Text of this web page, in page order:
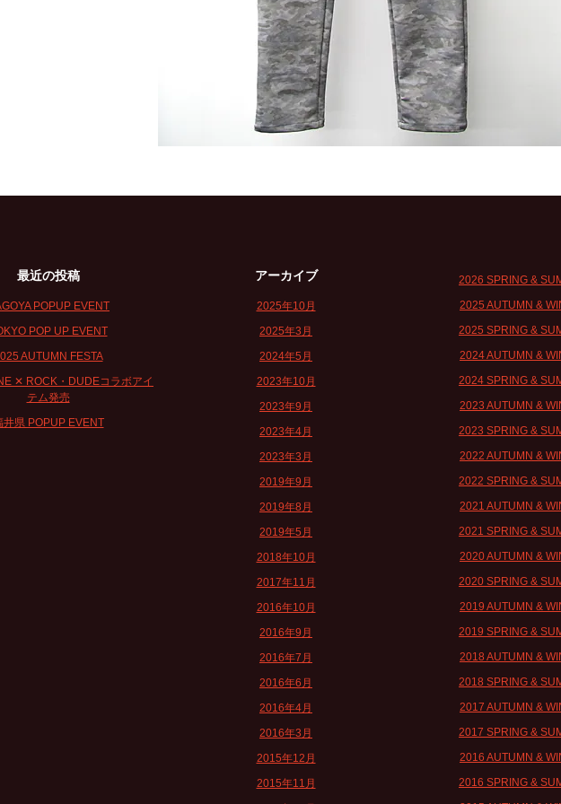
最近の投稿
POPUP EVENT
POP UP EVENT
AUTUMN FESTA
✕ ROCK・DUDEコラボアイ
テム発売
井県 POPUP EVENT
アーカイブ
2025年10月
2025年3月
2024年5月
2023年10月
2023年9月
2023年4月
2023年3月
2019年9月
2019年8月
2019年5月
2018年10月
2017年11月
2016年10月
2016年9月
2016年7月
2016年6月
2016年4月
2016年3月
2015年12月
2015年11月
2026 SPRING &
2025 AUTUMN &
2025 SPRING &
2024 AUTUMN &
2024 SPRING &
2023 AUTUMN &
2023 SPRING &
2022 AUTUMN &
2022 SPRING &
2021 AUTUMN &
2021 SPRING &
2020 AUTUMN &
2020 SPRING &
2019 AUTUMN &
2019 SPRING &
2018 AUTUMN &
2018 SPRING &
2017 AUTUMN &
2017 SPRING &
2016 AUTUMN &
2016 SPRING &